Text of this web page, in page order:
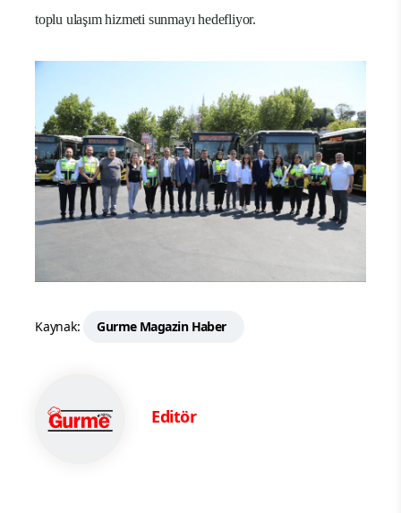
toplu ulaşım hizmeti sunmayı hedefliyor.
Kaynak: Gurme Magazin Haber
Editör